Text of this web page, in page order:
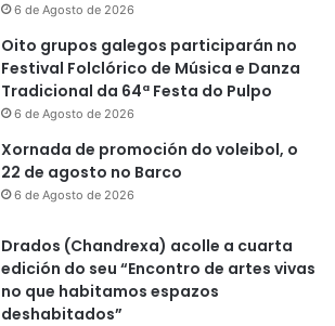
6 de Agosto de 2026
Oito grupos galegos participarán no
Festival Folclórico de Música e Danza
Tradicional da 64ª Festa do Pulpo
6 de Agosto de 2026
Xornada de promoción do voleibol, o
22 de agosto no Barco
6 de Agosto de 2026
Drados (Chandrexa) acolle a cuarta
edición do seu “Encontro de artes vivas
no que habitamos espazos
deshabitados”